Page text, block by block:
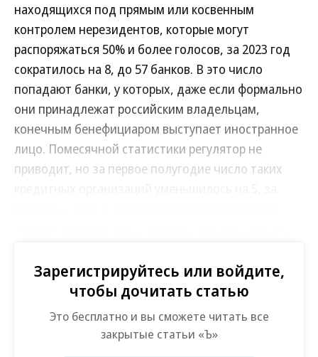
находящихся под прямым или косвенным
контролем нерезидентов, которые могут
распоряжаться 50% и более голосов, за 2023 год
сократилось на 8, до 57 банков. В это число
попадают банки, у которых, даже если формально
они принадлежат российским владельцам,
конечным бенефициаром выступает иностранное
лицо. Помесячной статистики регулятор не
приводит, но за первое полугодие число таких
Отдельно в статистическом бюллетене ЦБ
публикуется информация о численности банков, в
которых у иностранцев есть любая доля больше
нулевой (не обязательно контрольная). Их
Зарегистрируйтесь или войдите,
чтобы дочитать статью
Это бесплатно и вы сможете читать все
закрытые статьи «Ъ»